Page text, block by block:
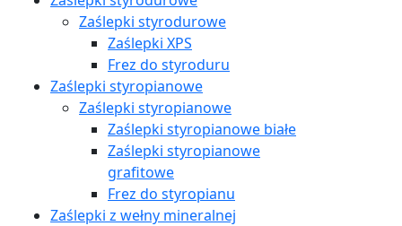
Zaślepki styrodurowe
Zaślepki XPS
Frez do styroduru
Zaślepki styropianowe
Zaślepki styropianowe
Zaślepki styropianowe białe
Zaślepki styropianowe
grafitowe
Frez do styropianu
Zaślepki z wełny mineralnej